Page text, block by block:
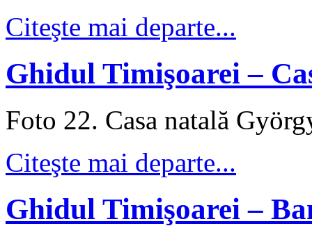
Citeşte mai departe...
Ghidul Timişoarei –
Foto 22. Casa natală
Citeşte mai departe...
Ghidul Timişoarei –